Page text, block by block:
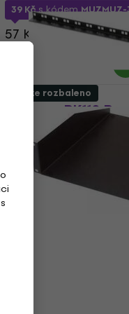
39 Kčs kódem
57 Kč
Skladem
Bespeco RK110
(Jako nové)
Rackové příslušenství
278 Kč
Skladem
Pouze rozbaleno